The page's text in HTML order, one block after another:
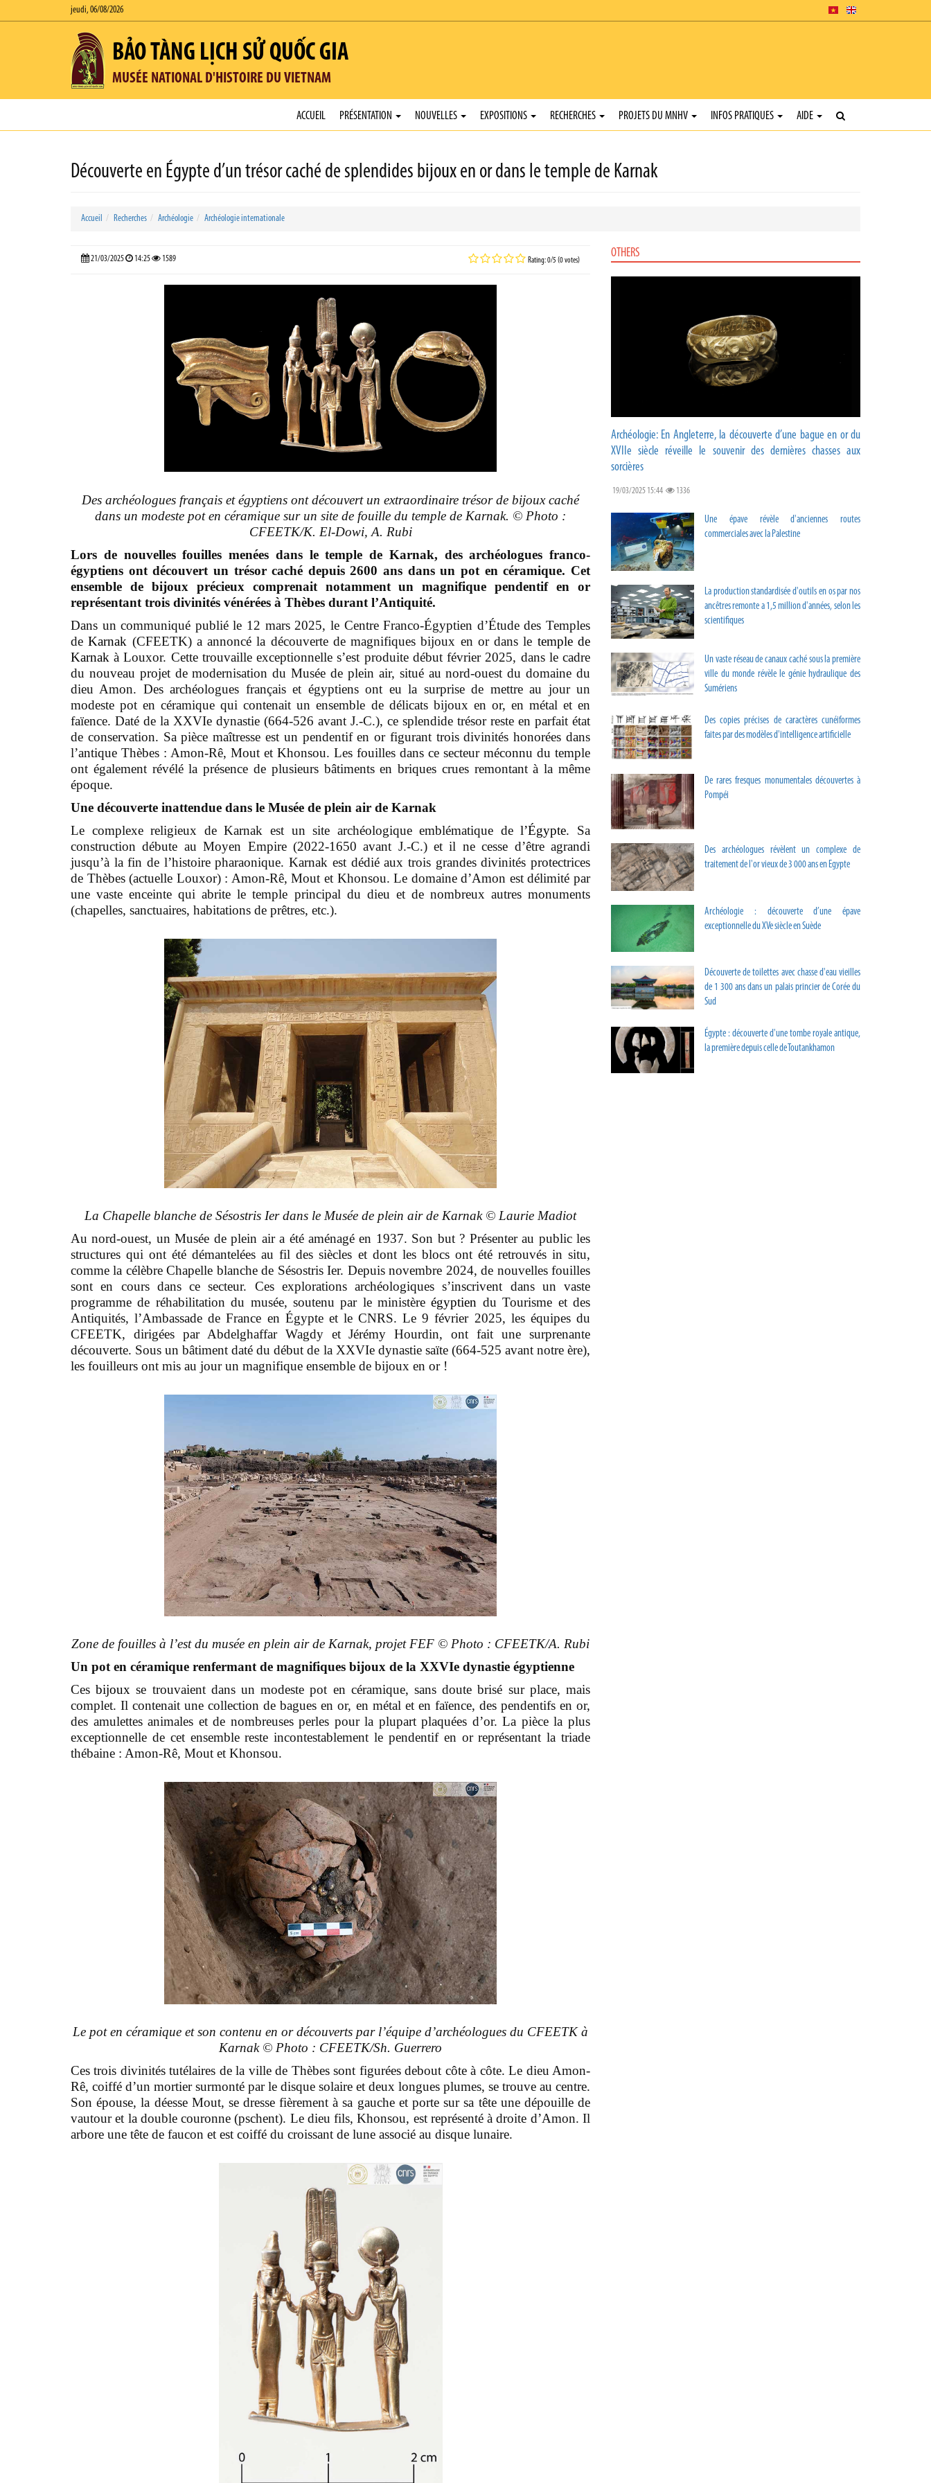
jeudi, 06/08/2026
BẢO TÀNG LỊCH SỬ QUỐC GIA
MUSÉE NATIONAL D'HISTOIRE DU VIETNAM
ACCUEIL PRÉSENTATION NOUVELLES EXPOSITIONS RECHERCHES PROJETS DU MNHV INFOS PRATIQUES AIDE
Découverte en Égypte d’un trésor caché de splendides bijoux en or dans le temple de Karnak
Accueil Recherches Archéologie Archéologie internationale
21/03/2025 14:25 1589 Rating: 0/5 (0 votes)
Des archéologues français et égyptiens ont découvert un extraordinaire trésor de bijoux caché
dans un modeste pot en céramique sur un site de fouille du temple de Karnak. © Photo :
CFEETK/K. El-Dowi, A. Rubi
Lors de nouvelles fouilles menées dans le temple de Karnak, des archéologues franco-
égyptiens ont découvert un trésor caché depuis 2600 ans dans un pot en céramique. Cet
ensemble de bijoux précieux comprenait notamment un magnifique pendentif en or
représentant trois divinités vénérées à Thèbes durant l’Antiquité.
Dans un communiqué publié le 12 mars 2025, le Centre Franco-Égyptien d’Étude des Temples
deKarnak (CFEETK) a annoncé la découverte de magnifiques bijoux en or dans le temple de
Karnakà Louxor. Cette trouvaille exceptionnelle s’est produite début février 2025, dans le cadre
du nouveau projet de modernisation du Musée de plein air, situé au nord-ouest du domaine du
dieu Amon. Des archéologues français et égyptiens ont eu la surprise de mettre au jour un
modeste pot en céramique qui contenait un ensemble de délicats bijoux en or, en métal et en
faïence. Daté de la XXVIe dynastie (664-526 avant J.-C.), ce splendide trésor reste en parfait état
de conservation. Sa pièce maîtresse est un pendentif en or figurant trois divinités honorées dans
l’antique Thèbes : Amon-Rê, Mout et Khonsou. Les fouilles dans ce secteur méconnu du temple
ont également révélé la présence de plusieurs bâtiments en briques crues remontant à la même
époque.
Une découverte inattendue dans le Musée de plein air de Karnak
Le complexe religieux de Karnak est un site archéologique emblématique del’Égypte. Sa
construction débute au Moyen Empire (2022-1650 avant J.-C.) et il ne cesse d’être agrandi
jusqu’à la fin de l’histoire pharaonique. Karnak est dédié aux trois grandes divinités protectrices
de Thèbes (actuelle Louxor) : Amon-Rê, Mout et Khonsou. Le domaine d’Amon est délimité par
une vaste enceinte qui abrite le temple principal du dieu et de nombreux autres monuments
(chapelles, sanctuaires, habitations de prêtres, etc.).
La Chapelle blanche de Sésostris Ier dans le Musée de plein air de Karnak © Laurie Madiot
Au nord-ouest, un Musée de plein air a été aménagé en 1937. Son but ? Présenter au public les
structures qui ont été démantelées au fil des siècles et dont les blocs ont été retrouvés in situ,
comme la célèbre Chapelle blanche de Sésostris Ier. Depuis novembre 2024, de nouvelles fouilles
sont en cours dans ce secteur. Ces explorations archéologiques s’inscrivent dans un vaste
programme de réhabilitation du musée, soutenu par le ministèreégyptien du Tourisme et des
Antiquités, l’Ambassade de France en Égypte et le CNRS. Le 9 février 2025, les équipes du
CFEETK, dirigées par Abdelghaffar Wagdy et Jérémy Hourdin, ont fait une surprenante
découverte. Sous un bâtiment daté du début de la XXVIe dynastie saïte (664-525 avant notre ère),
les fouilleurs ont mis au jour un magnifique ensemble de bijoux en or !
Zone de fouilles à l’est du musée en plein air de Karnak, projet FEF © Photo : CFEETK/A. Rubi
Un pot en céramique renfermant de magnifiques bijoux de la XXVIe dynastie égyptienne
Cesbijoux se trouvaient dans un modeste pot en céramique, sans doute brisé sur place, mais
complet. Il contenait une collection de bagues en or, en métal et en faïence, des pendentifs en or,
des amulettes animales et de nombreuses perles pour la plupart plaquées d’or. La pièce la plus
exceptionnelle de cet ensemble reste incontestablement le pendentif en or représentant la triade
thébaine : Amon-Rê, Mout et Khonsou.
Le pot en céramique et son contenu en or découverts par l’équipe d’archéologues du CFEETK à
Karnak © Photo : CFEETK/Sh. Guerrero
Ces trois divinités tutélaires de la ville de Thèbes sont figurées debout côte à côte. Le dieu Amon-
Rê, coiffé d’un mortier surmonté par le disque solaire et deux longues plumes, se trouve au centre.
Son épouse, la déesse Mout, se dresse fièrement à sa gauche et porte sur sa tête une dépouille de
vautour et la double couronne (pschent). Le dieu fils, Khonsou, est représenté à droite d’Amon. Il
arbore une tête de faucon et est coiffé du croissant de lune associé au disque lunaire.
OTHERS
Archéologie: En Angleterre, la découverte d’une bague en or du
XVIIe siècle réveille le souvenir des dernières chasses aux
sorcières
19/03/2025 15:44 1336
Une épave révèle d'anciennes routes
commerciales avec la Palestine
La production standardisée d'outils en os par nos
ancêtres remonte a 1,5 million d'années, selon les
scientifiques
Un vaste réseau de canaux caché sous la première
ville du monde révèle le génie hydraulique des
Sumériens
Des copies précises de caractères cunéiformes
faites par des modèles d'intelligence artificielle
De rares fresques monumentales découvertes à
Pompéi
Des archéologues révèlent un complexe de
traitement de l'or vieux de 3 000 ans en Egypte
Archéologie : découverte d’une épave
exceptionnelle du XVe siècle en Suède
Découverte de toilettes avec chasse d'eau vieilles
de 1 300 ans dans un palais princier de Corée du
Sud
Égypte : découverte d'une tombe royale antique,
la première depuis celle de Toutankhamon